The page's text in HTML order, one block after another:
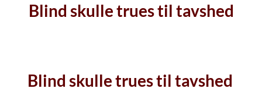
Blind skulle trues til tavshed
Blind skulle trues til tavshed